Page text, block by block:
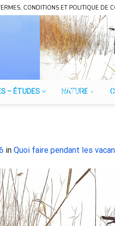
CONDITIONS ET POLITIQUE DE
JOURNAL POUR
– ÉTUDES NATURE
in Quoi faire pendant les